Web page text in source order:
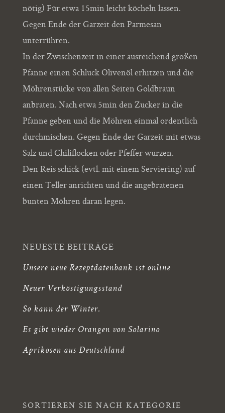
nötig) Für etwa 15min leicht köcheln lassen.
Gegen Ende der Garzeit den Parmesan
unterrühren.
In der Zwischenzeit in einer ausreichend großen
Pfanne einen Schluck Olivenöl erhitzen und die
Möhrenstücke von allen Seiten Goldbraun
anbraten. Nach etwa 5min den Zucker in die
Pfanne geben und die Möhren einmal ordentlich
durchmischen. Gegen Ende der Garzeit mit etwas
Salz und Chiliflocken oder Pfeffer würzen.
Den Reis schick (evtl. mit einem Serviering) auf
einen Teller anrichten und die angebratenen
bunten Möhren daran legen.
NEUESTE BEITRÄGE
Unsere neue Rezeptdatenbank ist online
Neuer Verköstigungsstand
So kann der Winter.
Es gibt wieder Orangen von Solarino
Aprikosen aus Deutschland
SORTIEREN SIE NACH KATEGORIE